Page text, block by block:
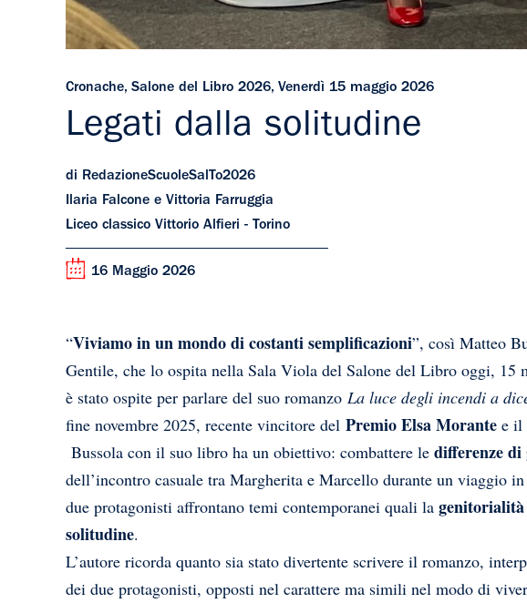
Cronache, Salone del Libro 2026, Venerdì 15 maggio 2026
Legati dalla solitudine
di RedazioneScuoleSalTo2026
Ilaria Falcone e Vittoria Farruggia
Liceo classico Vittorio Alfieri - Torino
16 Maggio 2026
“Viviamo in un mondo di costanti semplificazioni”, così Matteo
Gentile, che lo ospita nella Sala Viola del Salone del Libro oggi, 15
è stato ospite per parlare del suo romanzo La luce degli incendi a
fine novembre 2025, recente vincitore del Premio Elsa Morante e il
Bussola con il suo libro ha un obiettivo: combattere le differenze di
dell’incontro casuale tra Margherita e Marcello durante un viaggio
due protagonisti affrontano temi contemporanei quali la genitorialità
solitudine.
L’autore ricorda quanto sia stato divertente scrivere il romanzo,
dei due protagonisti, opposti nel carattere ma simili nel modo di